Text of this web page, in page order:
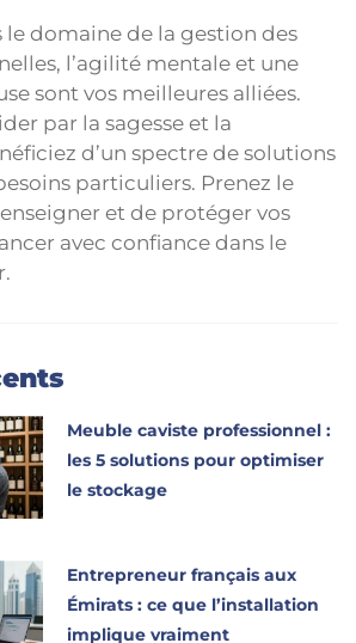
le domaine de la gestion des
l’agilité mentale et une
sont vos meilleures alliées.
par la sagesse et la
d’un spectre de solutions
particuliers. Prenez le
et de protéger vos
avec confiance dans le
Meuble caviste professionnel :
les 5 solutions pour optimiser
le stockage
Entrepreneur français aux
Émirats : ce que l’installation
implique vraiment